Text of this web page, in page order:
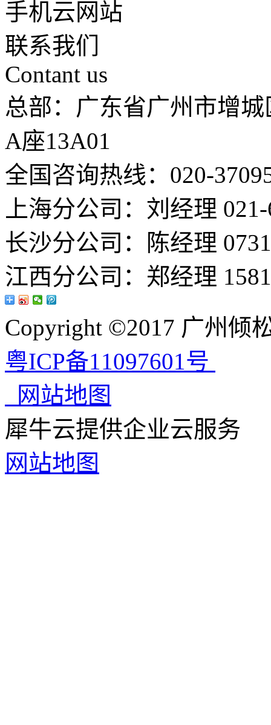
手机云网站
联系我们
Contant us
总部：广东省广州市增
A座13A01
全国咨询热线：020-
上海分公司：刘经理
长沙分公司：陈经理
江西分公司：郑经理
Copyright ©2017 广州倾
粤ICP备11097601号
网站地图
犀牛云提供企业云服务
网站地图